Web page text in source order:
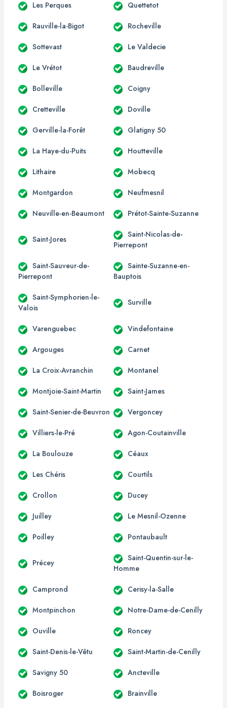
Les Perques Quettetot
Rauville-la-Bigot Rocheville
Sottevast Le Valdecie
Le Vrétot Baudreville
Bolleville Coigny
Cretteville Doville
Gerville-la-Forêt Glatigny 50
La Haye-du-Puits Houtteville
Lithaire Mobecq
Montgardon Neufmesnil
Neuville-en-Beaumont Prétot-Sainte-Suzanne
Saint-Jores
Saint-Nicolas-de-
Pierrepont
Saint-Sauveur-de-
Pierrepont
Sainte-Suzanne-en-
Bauptois
Saint-Symphorien-le-
Valois
Surville
Varenguebec Vindefontaine
Argouges Carnet
La Croix-Avranchin Montanel
Montjoie-Saint-Martin Saint-James
Saint-Senier-de-Beuvron Vergoncey
Villiers-le-Pré Agon-Coutainville
La Boulouze Céaux
Les Chéris Courtils
Crollon Ducey
Juilley Le Mesnil-Ozenne
Poilley Pontaubault
Précey
Saint-Quentin-sur-le-
Homme
Camprond Cerisy-la-Salle
Montpinchon Notre-Dame-de-Cenilly
Ouville Roncey
Saint-Denis-le-Vêtu Saint-Martin-de-Cenilly
Savigny 50 Ancteville
Boisroger Brainville